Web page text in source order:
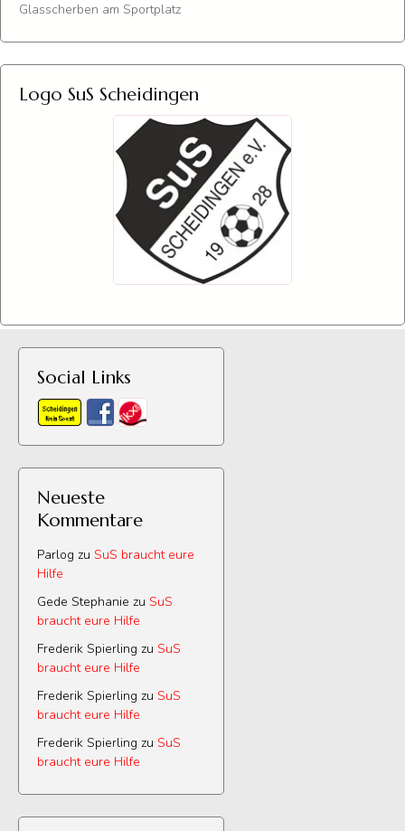
Glasscherben am Sportplatz
Logo SuS Scheidingen
Social Links
Neueste
Kommentare
Parlog zu SuS braucht eure
Hilfe
Gede Stephanie zu SuS
braucht eure Hilfe
Frederik Spierling zu SuS
braucht eure Hilfe
Frederik Spierling zu SuS
braucht eure Hilfe
Frederik Spierling zu SuS
braucht eure Hilfe